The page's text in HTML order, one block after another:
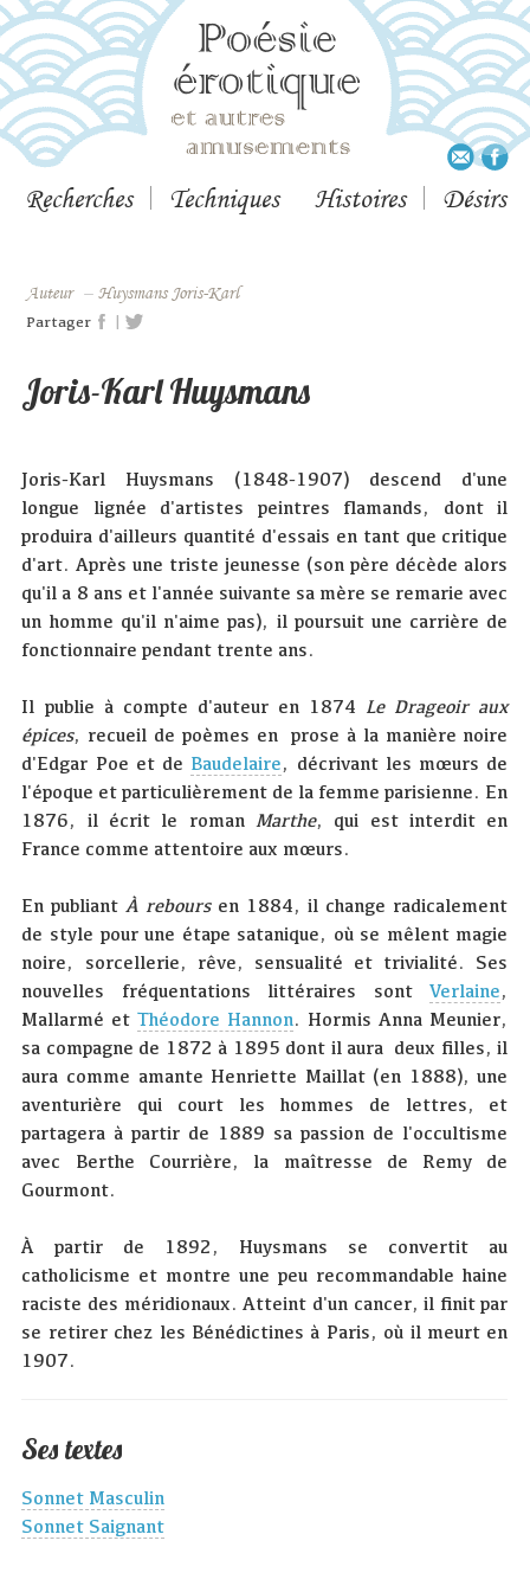
Recherches Techniques Histoires Désirs
Auteur – Huysmans Joris-Karl
Partager |
Joris-Karl Huysmans
Joris-Karl Huysmans (1848-1907) descend d'une
longue lignée d'artistes peintres flamands, dont il
produira d'ailleurs quantité d'essais en tant que critique
d'art. Après une triste jeunesse (son père décède alors
qu'il a 8 ans et l'année suivante sa mère se remarie avec
un homme qu'il n'aime pas), il poursuit une carrière de
fonctionnaire pendant trente ans.
Il publie à compte d'auteur en 1874 Le Drageoir aux
épices, recueil de poèmes en prose à la manière noire
d'Edgar Poe et de Baudelaire, décrivant les mœurs de
l'époque et particulièrement de la femme parisienne. En
1876, il écrit le roman Marthe, qui est interdit en
France comme attentoire aux mœurs.
En publiant À reboursen 1884, il change radicalement
de style pour une étape satanique, où se mêlent magie
noire, sorcellerie, rêve, sensualité et trivialité. Ses
nouvelles fréquentations littéraires sontVerlaine,
Mallarmé etThéodore Hannon. Hormis Anna Meunier,
sa compagne de 1872 à 1895 dont il aura deux filles, il
aura comme amante Henriette Maillat (en 1888), une
aventurière qui court les hommes de lettres, et
partagera à partir de 1889 sa passion de l'occultisme
avec Berthe Courrière, la maîtresse de Remy de
Gourmont.
À partir de 1892, Huysmans se convertit au
catholicisme et montre une peu recommandable haine
raciste des méridionaux. Atteint d'un cancer, il finit par
se retirer chez les Bénédictines à Paris, où il meurt en
1907.
Ses textes
Sonnet Masculin
Sonnet Saignant